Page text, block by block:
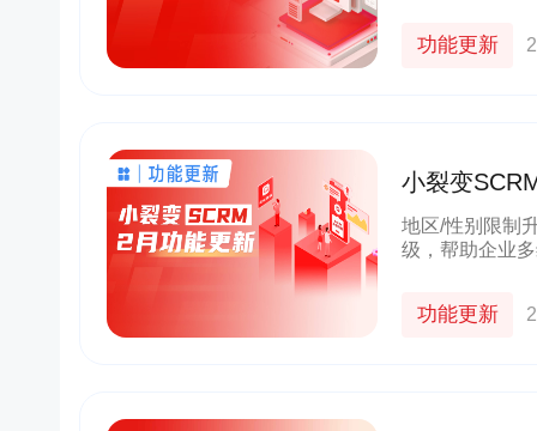
功能更新
小裂变
域客户轨迹
地区/性别限制
级，帮助企业
功能更新